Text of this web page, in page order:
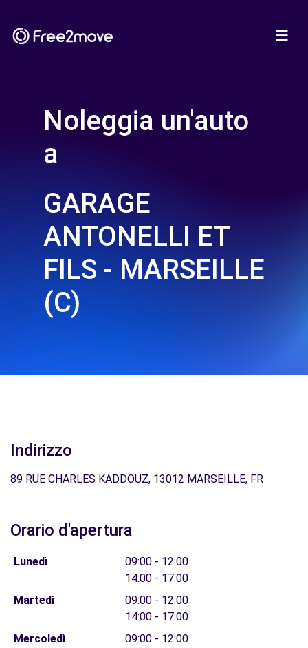
Noleggia un'auto
a
GARAGE
ANTONELLI ET
FILS - MARSEILLE
(C)
Indirizzo
89 RUE CHARLES KADDOUZ, 13012 MARSEILLE, FR
Orario d'apertura
Lunedì
09:00 - 12:00
14:00 - 17:00
Martedì
09:00 - 12:00
14:00 - 17:00
Mercoledì
09:00 - 12:00